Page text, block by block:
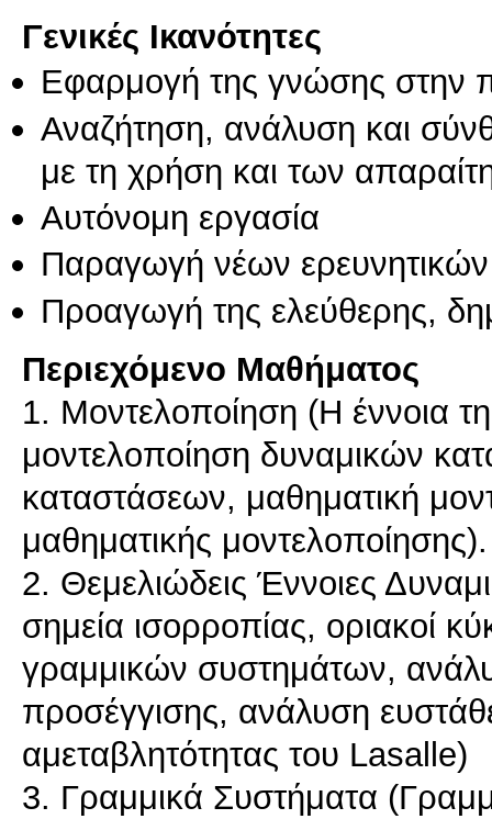
Γενικές Ικανότητες
Εφαρμογή της γνώσης στην
Αναζήτηση, ανάλυση και
με τη χρήση και των
Αυτόνομη εργασία
Παραγωγή νέων
Προαγωγή της ελεύθερης,
Περιεχόμενο Μαθήματος
1. Μοντελοποίηση (Η έννοια
μοντελοποίηση δυναμικών
καταστάσεων, μαθηματική
μαθηματικής μοντελοποίησης).
2. Θεμελιώδεις Έννοιες
σημεία ισορροπίας, οριακοί
γραμμικών συστημάτων,
προσέγγισης, ανάλυση
αμεταβλητότητας του Lasalle)
3. Γραμμικά Συστήματα